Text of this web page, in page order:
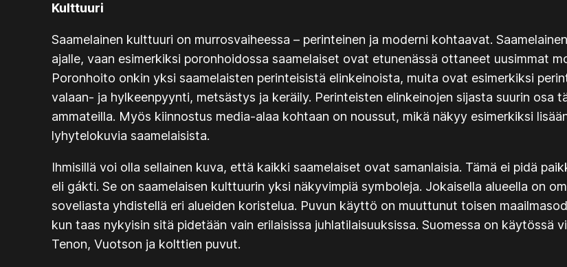
Kulttuuri
Saamelainen kulttuuri on murrosvaiheessa – perinteinen ja moderni kohtaavat.
ajalle, vaan esimerkiksi poronhoidossa saamelaiset ovat etunenässä ottaneet uusimmat
Poronhoito onkin yksi saamelaisten perinteisistä elinkeinoista, muita ovat esimerkiksi
valaan- ja hylkeenpyynti, metsästys ja keräily. Perinteisten elinkeinojen sijasta suurin osa
ammateilla. Myös kiinnostus media-alaa kohtaan on noussut, mikä näkyy esimerkiksi
lyhytelokuvia saamelaisista.
Ihmisillä voi olla sellainen kuva, että kaikki saamelaiset ovat samanlaisia. Tämä ei pidä
eli gákti. Se on saamelaisen kulttuurin yksi näkyvimpiä symboleja. Jokaisella alueella on
soveliasta yhdistellä eri alueiden koristelua. Puvun käyttö on muuttunut toisen
kun taas nykyisin sitä pidetään vain erilaisissa juhlatilaisuuksissa. Suomessa on käytössä
Tenon, Vuotson ja kolttien puvut.